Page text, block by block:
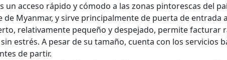
un acceso rápido y cómodo a las zonas pintorescas del
de Myanmar, y sirve principalmente de puerta de entrada
relativamente pequeño y despejado, permite facturar
estrés. A pesar de su tamaño, cuenta con los servicios
de partir.